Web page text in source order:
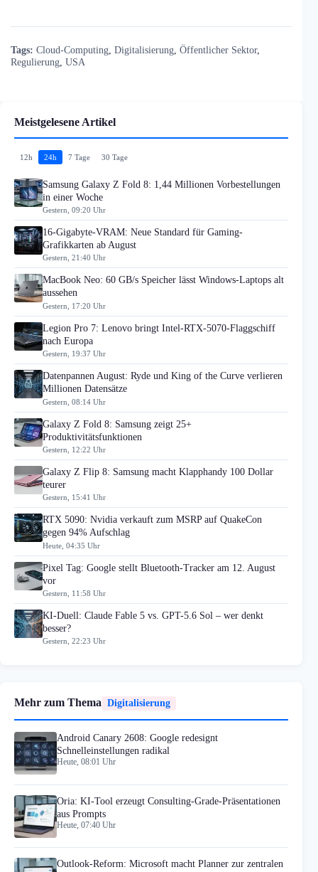
Tags: Cloud-Computing Digitalisierung Öffentlicher Sektor,
Regulierung USA
Meistgelesene Artikel
12h 24h 7 Tage 30 Tage
Samsung Galaxy Z Fold 8: 1,44 Millionen Vorbestellungen
in einer Woche
Gestern, 09:20 Uhr
16-Gigabyte-VRAM: Neue Standard für Gaming-
Grafikkarten ab August
Gestern, 21:40 Uhr
MacBook Neo: 60 GB/s Speicher lässt Windows-Laptops alt
aussehen
Gestern, 17:20 Uhr
Legion Pro 7: Lenovo bringt Intel-RTX-5070-Flaggschiff
nach Europa
Gestern, 19:37 Uhr
Datenpannen August: Ryde und King of the Curve verlieren
Millionen Datensätze
Gestern, 08:14 Uhr
Galaxy Z Fold 8: Samsung zeigt 25+
Produktivitätsfunktionen
Gestern, 12:22 Uhr
Galaxy Z Flip 8: Samsung macht Klapphandy 100 Dollar
teurer
Gestern, 15:41 Uhr
RTX 5090: Nvidia verkauft zum MSRP auf QuakeCon
gegen 94% Aufschlag
Heute, 04:35 Uhr
Pixel Tag: Google stellt Bluetooth-Tracker am 12. August
vor
Gestern, 11:58 Uhr
KI-Duell: Claude Fable 5 vs. GPT-5.6 Sol – wer denkt
besser?
Gestern, 22:23 Uhr
Mehr zum Thema Digitalisierung
Android Canary 2608: Google redesignt
Schnelleinstellungen radikal
Heute, 08:01 Uhr
Oria: KI-Tool erzeugt Consulting-Grade-Präsentationen
aus Prompts
Heute, 07:40 Uhr
Outlook-Reform: Microsoft macht Planner zur zentralen